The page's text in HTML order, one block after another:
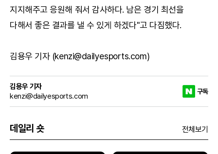
지지해주고 응원해 줘서 감사하다. 남은 경기 최선을
다해서 좋은 결과를 낼 수 있게 하겠다"고 다짐했다.
김용우 기자 (kenzi@dailyesports.com)
김용우 기자
kenzi@dailyesports.com
구독
데일리 숏 전체보기